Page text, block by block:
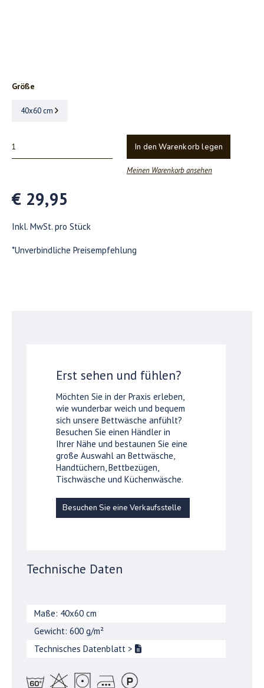
Größe
40x60 cm
In den Warenkorb legen
Meinen Warenkorb ansehen
€ 29,95
Inkl. MwSt. pro Stück
*Unverbindliche Preisempfehlung
Erst sehen und fühlen?
Möchten Sie in der Praxis erleben,
wie wunderbar weich und bequem
sich unsere Bettwäsche anfühlt?
Besuchen Sie einen Händler in
Ihrer Nähe und bestaunen Sie eine
große Auswahl an Bettwäsche,
Handtüchern, Bettbezügen,
Tischwäsche und Küchenwäsche.
Besuchen Sie eine Verkaufsstelle
Technische Daten
Maße: 40x60 cm
Gewicht: 600 g/m²
Technisches Datenblatt >